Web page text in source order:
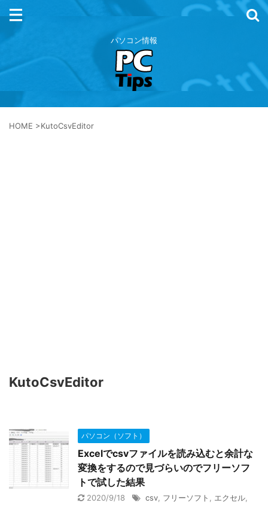
パソコン情報
HOME >KutoCsvEditor
KutoCsvEditor
パソコン（ソフト）
Excelでcsvファイルを読み込むと余計な
変換をするので見づらいのでフリーソフ
トで試した結果
2020/9/18 csv フリーソフト エクセル